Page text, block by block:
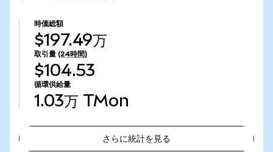
時価総額
$197.49万
取引量 (24時間)
$104.53
循環供給量
1.03万 TMon
さらに統計を見る